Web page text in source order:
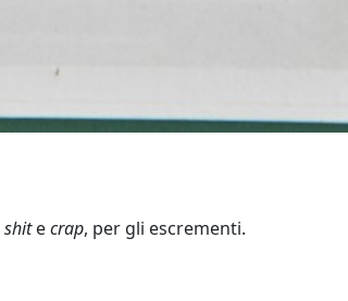
shitecrap, per gli escrementi.